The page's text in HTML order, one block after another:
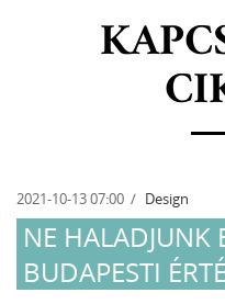
2021-10-13 07:00 Design
NE HALADJUNK
BUDAPESTI